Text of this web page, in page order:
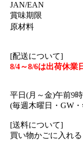
JAN/EAN
賞味期限
原材料
[配送について]
8/4～8/6は出荷休業
平日(月～金)午前9
(毎週木曜日・GW
[送料について]
買い物かごに入れ